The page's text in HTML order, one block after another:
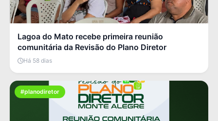
Lagoa do Mato recebe primeira reunião
comunitária da Revisão do Plano Diretor
Há 58 dias
#planodiretor